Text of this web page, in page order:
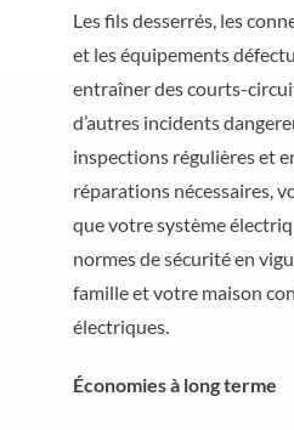
Les fils desserrés, les
et les équipements
entraîner des courts-
d’autres incidents
inspections régulières et
réparations nécessaires,
que votre système
normes de sécurité en
famille et votre maison
électriques.
Économies à long terme